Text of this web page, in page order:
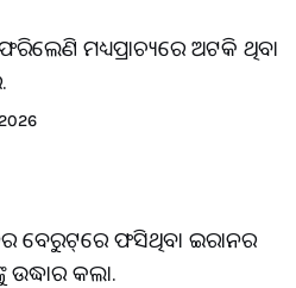
ମଧ୍ୟପ୍ରାଚ୍ୟରେ ଅଟକି ଥିବା
ବେରୁଟ୍‌ରେ ଫସିଥିବା ଇରାନର
ଉଦ୍ଧାର କଲା.